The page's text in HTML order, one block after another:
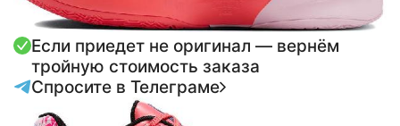
Если приедет не оригинал — вернём
тройную стоимость заказа
Спросите в Телеграме